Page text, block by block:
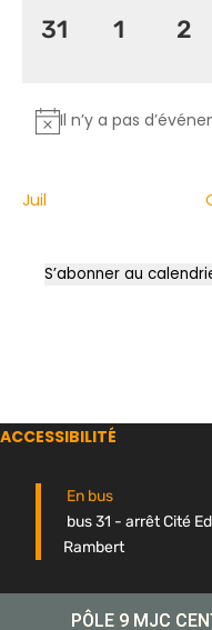
0
31
0
1
0
2
Il n’y a pas
Juil
S’abonner au
ACCESSIBILITÉ
En bus
bus 31 - arrêt Cité
Rambert